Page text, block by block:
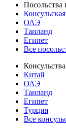
Посольства
ОАЭ
Таиланд
Египет
Все
Китай
ОАЭ
Таиланд
Египет
Турция
Все